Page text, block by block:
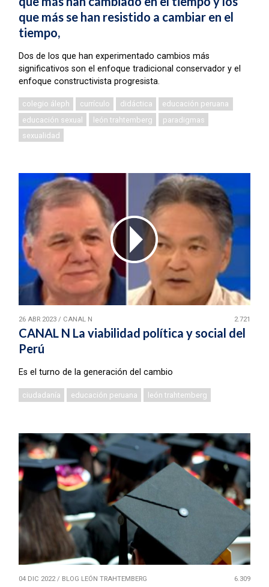
que más se han resistido a cambiar en el
tiempo,
Dos de los que han experimentado cambios más
significativos son el enfoque tradicional conservador y el
enfoque constructivista progresista.
colegio áleph currículo didáctica
educación peruana
educación sexual
león trahtemberg
paradigmas
sexualidad
26 ABR 2023/ CANAL N 2.721
CANAL N La viabilidad política y social del
Perú
Es el turno de la generación del cambio
ciudadanía educación peruana león trahtemberg
04 DIC 2022/ BLOG LEÓN TRAHTEMBERG 6.309